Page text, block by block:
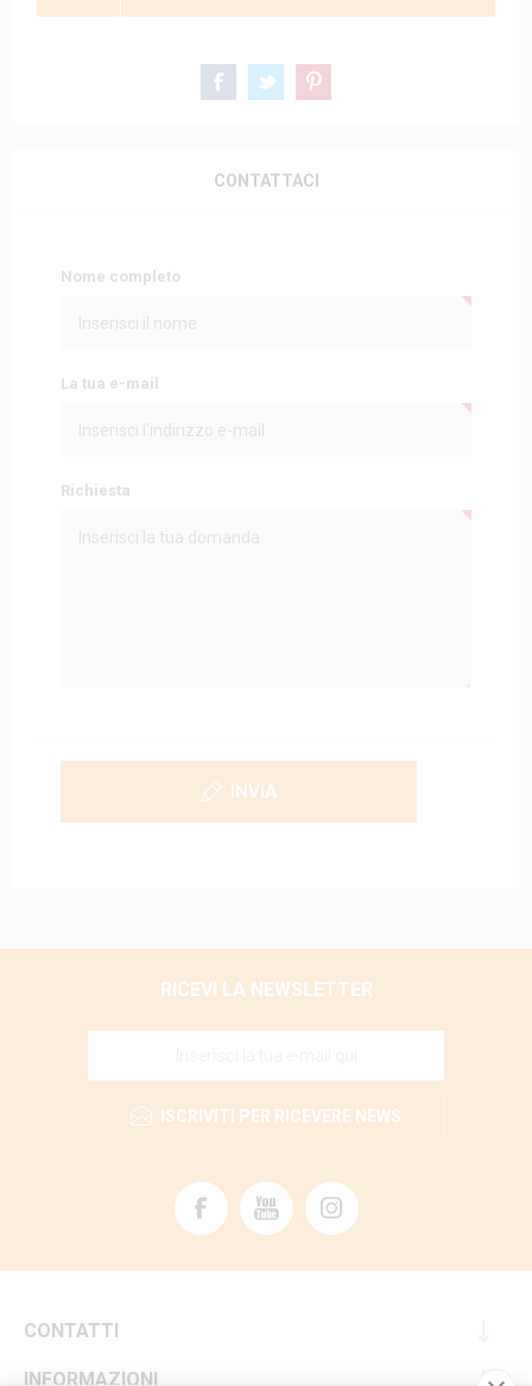
CONTATTACI
Nome completo
La tua e-mail
Richiesta
INVIA
RICEVI LA NEWSLETTER
ISCRIVITI PER RICEVERE NEWS
CONTATTI
INFORMAZIONI